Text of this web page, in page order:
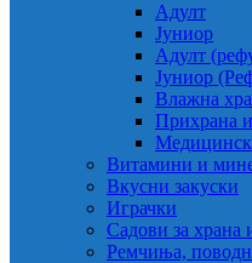
Адулт
Јуниор
Адулт
Јуниор
Влажна
Прихрана
Витамини и
Вкусни закуски
Играчки
Садови за храна
Ремчиња,